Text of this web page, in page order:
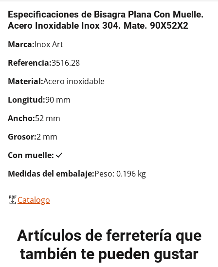
Especificaciones de Bisagra Plana Con Muelle.
Acero Inoxidable Inox 304. Mate. 90X52X2
Marca:Inox Art
Referencia:3516.28
Material:Acero inoxidable
Longitud:90 mm
Ancho:52 mm
Grosor:2 mm
Con muelle:
Medidas del embalaje:Peso: 0.196 kg
Catalogo
Artículos de ferretería que
también te pueden gustar